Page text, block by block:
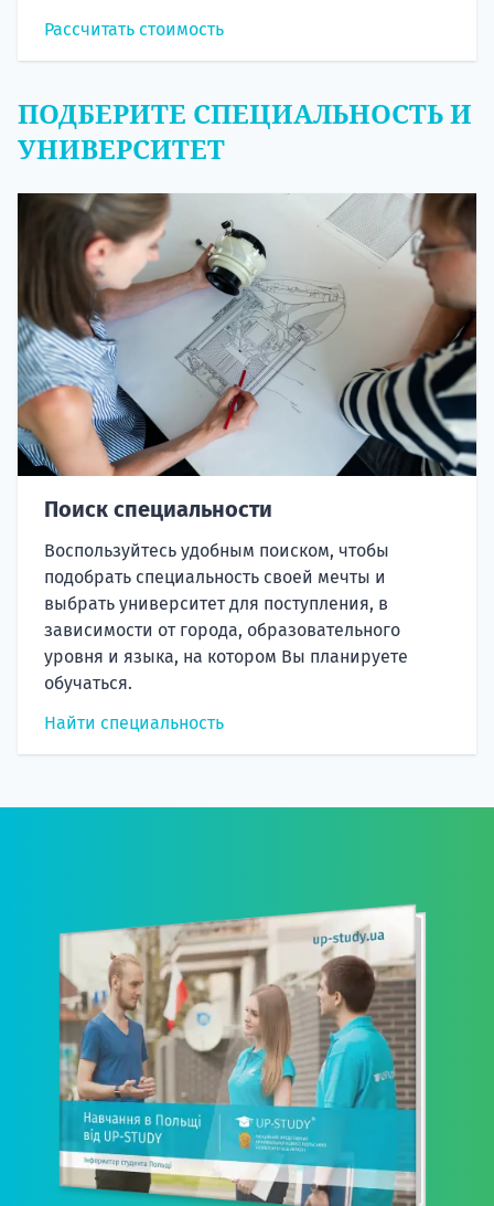
Рассчитать стоимость
ПОДБЕРИТЕ СПЕЦИАЛЬНОСТЬ И
УНИВЕРСИТЕТ
Поиск специальности
Воспользуйтесь удобным поиском, чтобы
подобрать специальность своей мечты и
выбрать университет для поступления, в
зависимости от города, образовательного
уровня и языка, на котором Вы планируете
обучаться.
Найти специальность